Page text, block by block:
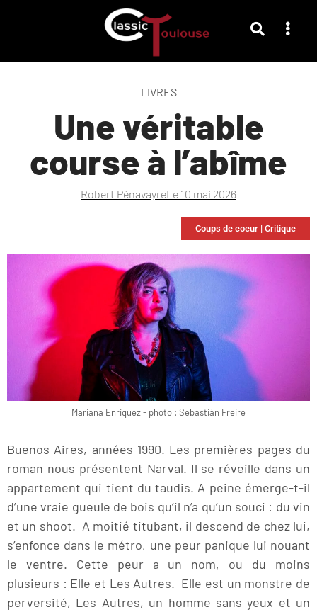
LIVRES
Une véritable
course à l’abîme
Robert PénavayreLe 10 mai 2026
Coups de coeur | Critique
Mariana Enriquez - photo : Sebastián Freire
Buenos Aires, années 1990. Les premières pages du
roman nous présentent Narval. Il se réveille dans un
appartement qui tient du taudis. A peine émerge-t-il
d’une vraie gueule de bois qu’il n’a qu’un souci : du vin
et un shoot. A moitié titubant, il descend de chez lui,
s’enfonce dans le métro, une peur panique lui nouant
le ventre. Cette peur a un nom, ou du moins
plusieurs : Elle et Les Autres. Elle est un monstre de
perversité, Les Autres, un homme sans yeux et un